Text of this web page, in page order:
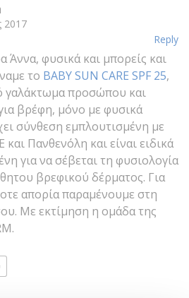
2017
Reply
Άννα, φυσικά και μπορείς και
το BABY SUN CARE SPF 25,
γαλάκτωμα προσώπου και
βρέφη, μόνο με φυσικά
σύνθεση εμπλουτισμένη με
και Πανθενόλη και είναι ειδικά
για να σέβεται τη φυσιολογία
βρεφικού δέρματος. Για
απορία παραμένουμε στη
Με εκτίμηση η ομάδα της